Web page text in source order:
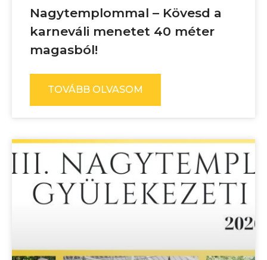
Nagytemplommal – Kövesd a
karneváli menetet 40 méter
magasból!
TOVÁBB OLVASOM